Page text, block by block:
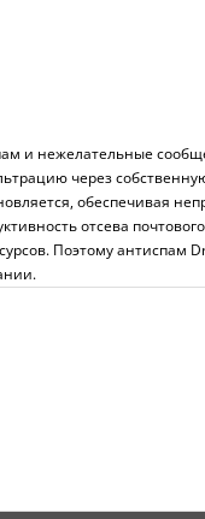
и нежелательные
через
обеспечивая
отсева
Поэтому антиспам